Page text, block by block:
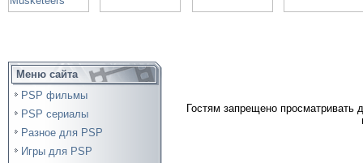
Меню сайта
PSP фильмы
PSP сериалы
Разное для PSP
Игры для PSP
Гостям запрещено просматривать